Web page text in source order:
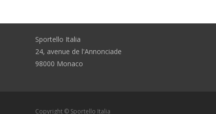
Sportello Italia
24, avenue de l'Annonciade
98000 Monaco
Copyright © Sportello Italia